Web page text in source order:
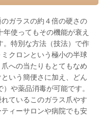
ガラスの約４倍の硬さの
使ってもその機能が衰え
。特別な方法（技法）で作
クロンという極小の半球
への当たりもとてもなめ
いう簡便さに加え、どん
や薬品消毒が可能です。
ているこのガラス爪やす
ィーサロンや病院でも安